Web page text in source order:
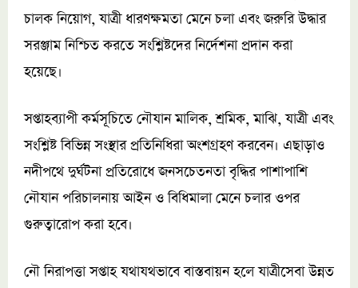
চালক নিয়োগ, যাত্রী ধারণক্ষমতা মেনে চলা এবং জরুরি উদ্ধার
সরঞ্জাম নিশ্চিত করতে সংশ্লিষ্টদের নির্দেশনা প্রদান করা
হয়েছে।
সপ্তাহব্যাপী কর্মসূচিতে নৌযান মালিক, শ্রমিক, মাঝি, যাত্রী এবং
সংশ্লিষ্ট বিভিন্ন সংস্থার প্রতিনিধিরা অংশগ্রহণ করবেন। এছাড়াও
নদীপথে দুর্ঘটনা প্রতিরোধে জনসচেতনতা বৃদ্ধির পাশাপাশি
নৌযান পরিচালনায় আইন ও বিধিমালা মেনে চলার ওপর
গুরুত্বারোপ করা হবে।
নৌ নিরাপত্তা সপ্তাহ যথাযথভাবে বাস্তবায়ন হলে যাত্রীসেবা উন্নত